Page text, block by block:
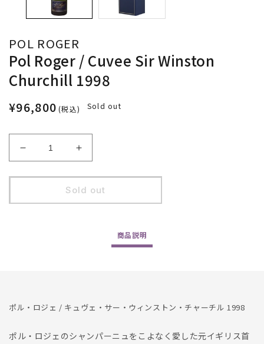
POL ROGER
Pol Roger / Cuvee Sir Winston
Churchill 1998
¥96,800 (税込) Sold out
Decrease
quantity
for
Roger
Increase
quantity
for
Pol
Roger
Sold out
商品説明
ポル・ロジェ / キュヴェ・サー・ウィンストン・チャーチル 1998
ポル・ロジェのシャンパーニュをこよなく愛した元イギリス首